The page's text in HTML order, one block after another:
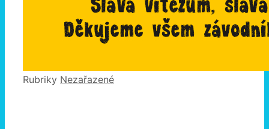
Rubriky Nezařazené